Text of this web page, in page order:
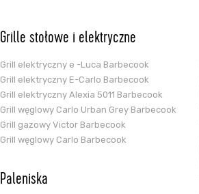
Grille stołowe i elektryczne
Grill elektryczny e -Luca Barbecook
Grill elektryczny E-Carlo Barbecook
Grill elektryczny Alexia 5011 Barbecook
Grill węglowy Carlo Urban Grey Barbecook
Grill gazowy Victor Barbecook
Grill węglowy Carlo Barbecook
Paleniska